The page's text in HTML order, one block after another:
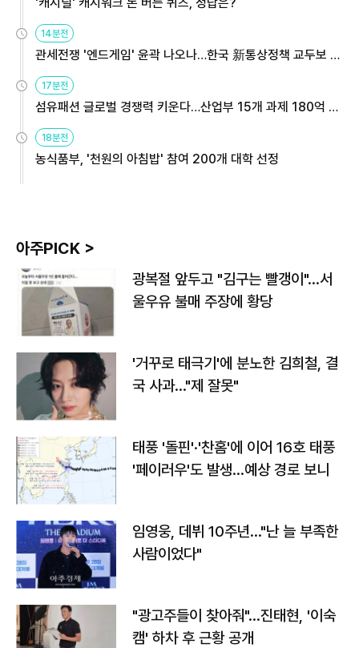
14분전
관세전쟁 '엔드게임' 윤곽 나오나…한국 新통상정책 교두보 활
용해야
17분전
섬유패션 글로벌 경쟁력 키운다…산업부 15개 과제 180억 지
원
18분전
농식품부, '천원의 아침밥' 참여 200개 대학 선정
아주PICK >
광복절 앞두고 "김구는 빨갱이"…서
울우유 불매 주장에 황당
'거꾸로 태극기'에 분노한 김희철, 결
국 사과…"제 잘못"
태풍 '돌핀'·'찬홈'에 이어 16호 태풍
'페이러우'도 발생…예상 경로 보니
임영웅, 데뷔 10주년…"난 늘 부족한
사람이었다"
"광고주들이 찾아줘"…진태현, '이숙
캠' 하차 후 근황 공개